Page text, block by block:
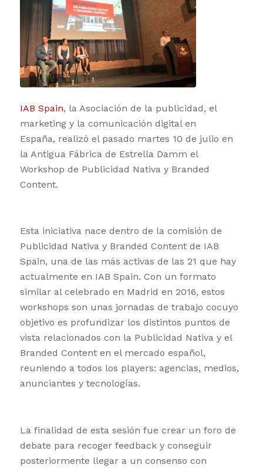
IAB Spain, la Asociación de la publicidad, el
marketing y la comunicación digital en
España, realizó el pasado martes 10 de julio en
la Antigua Fábrica de Estrella Damm el
Workshop de Publicidad Nativa y Branded
Content.
Esta iniciativa nace dentro de la comisión de
Publicidad Nativa y Branded Content de IAB
Spain, una de las más activas de las 21 que hay
actualmente en IAB Spain. Con un formato
similar al celebrado en Madrid en 2016, estos
workshops son unas jornadas de trabajo cocuyo
objetivo es profundizar los distintos puntos de
vista relacionados con la Publicidad Nativa y el
Branded Content en el mercado español,
reuniendo a todos los players: agencias, medios,
anunciantes y tecnologías.
La finalidad de esta sesión fue crear un foro de
debate para recoger feedback y conseguir
posteriormente llegar a un consenso con